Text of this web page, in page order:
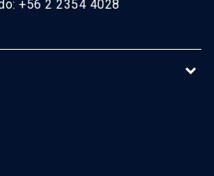
+56 2 2354 4028